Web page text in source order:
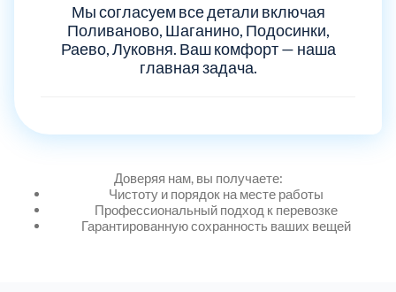
Мы согласуем все детали включая
Поливаново, Шаганино, Подосинки,
Раево, Луковня. Ваш комфорт — наша
главная задача.
Доверяя нам, вы получаете:
Чистоту и порядок на месте работы
Профессиональный подход к перевозке
Гарантированную сохранность ваших вещей
Волоколамский